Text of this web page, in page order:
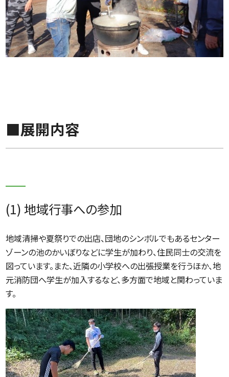
■展開内容
(1) 地域行事への参加
地域清掃や夏祭りでの出店、団地のシンボルでもあるセンター
ゾーンの池のかいぼりなどに学生が加わり、住民同士の交流を
図っています。また、近隣の小学校への出張授業を行うほか、地
元消防団へ学生が加入するなど、多方面で地域と関わっていま
す。